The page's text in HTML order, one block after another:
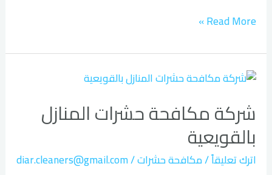
Read More »
شركة مكافحة حشرات المنازل
بالقويعية
اترك تعليقاً/مكافحة حشرات/
diar.cleaners@gmail.com
شركة
حشرات
المنازل
بالقويعية